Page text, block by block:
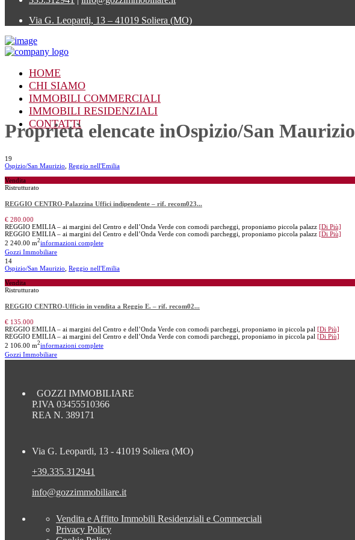
Via G. Leopardi, 13 – 41019 Soliera (MO)
HOME
CHI SIAMO
IMMOBILI COMMERCIALI
IMMOBILI RESIDENZIALI
CONTATTI
Proprietà elencate inOspizio/San Maurizio
19
Ospizio/San Maurizio Reggio nell'Emilia
Vendita
Ristrutturato
REGGIO CENTRO-Palazzina Uffici indipendente – rif. recom023...
€ 280.000
REGGIO EMILIA – ai margini del Centro e dell’Onda Verde con comodi parcheggi, proponiamo piccola palazz [Di Più]
REGGIO EMILIA – ai margini del Centro e dell’Onda Verde con comodi parcheggi, proponiamo piccola palazz [Di Più]
2 240.00 m2informazioni complete
Gozzi Immobiliare
14
Ospizio/San Maurizio Reggio nell'Emilia
Vendita
Ristrutturato
REGGIO CENTRO-Ufficio in vendita a Reggio E. – rif. recom02...
€ 135.000
REGGIO EMILIA – ai margini del Centro e dell’Onda Verde con comodi parcheggi, proponiamo in piccola pal [Di Più]
REGGIO EMILIA – ai margini del Centro e dell’Onda Verde con comodi parcheggi, proponiamo in piccola pal [Di Più]
2 106.00 m2informazioni complete
Gozzi Immobiliare
GOZZI IMMOBILIARE
P.IVA 03455510366
REA N. 389171
Via G. Leopardi, 13 - 41019 Soliera (MO)
+39.335.312941
info@gozzimmobiliare.it
Vendita e Affitto Immobili Residenziali e Commerciali
Privacy Policy